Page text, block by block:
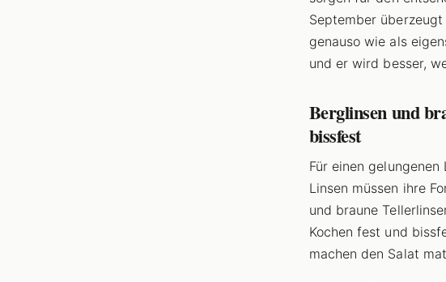
September
genauso wie als
und er wird besser,
Berglinsen und
bissfest
Für einen
Linsen müssen ihre
und braune
Kochen fest und
machen den Salat